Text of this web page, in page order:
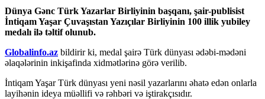
Dünya Gənc Türk Yazarlar Birliyinin başqanı, şair-publisist
İntiqam Yaşar Çuvaşıstan Yazıçılar Birliyinin 100 illik yubiley
medalı ilə təltif olunub.
Globalinfo.az bildirir ki, medal şairə Türk dünyası ədəbi-mədəni
əlaqələrinin inkişafinda xidmətlərinə görə verilib.
İntiqam Yaşar Türk dünyası yeni nəsil yazarlarını əhatə edən onlarla
layihənin ideya müəllifi və rəhbəri və iştirakçısıdır.